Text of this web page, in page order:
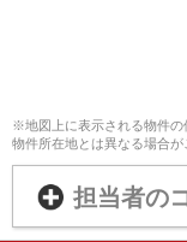
※地図上に表示される物件の
物件所在地とは異なる場合が
担当者の